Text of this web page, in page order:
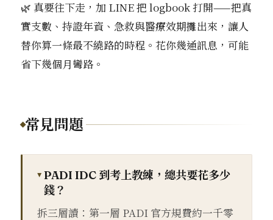
🌿 真要往下走，加 LINE 把 logbook 打開——把真
實支數、持證年資、急救與醫療效期攤出來，讓人
替你算一條最不繞路的時程。花你幾通訊息，可能
省下幾個月彎路。
常見問題
PADI IDC 到考上教練，總共要花多少
錢？
拆三層讀：第一層 PADI 官方規費約一千零